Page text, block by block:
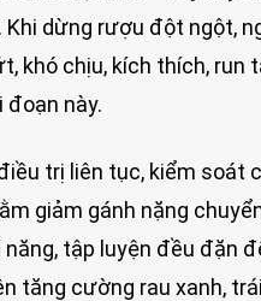
dừng rượu đột ngột,
khó chịu, kích thích, run
đoạn này.
trị liên tục, kiểm soát
giảm gánh nặng
tập luyện đều đặn
tăng cường rau xanh,